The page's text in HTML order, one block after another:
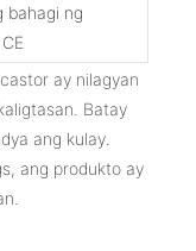
bahagi ng
ay nilagyan
Batay
ang kulay.
ang produkto ay